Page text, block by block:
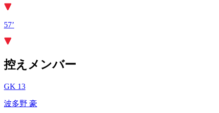
57’
控えメンバー
GK 13
波多野 豪